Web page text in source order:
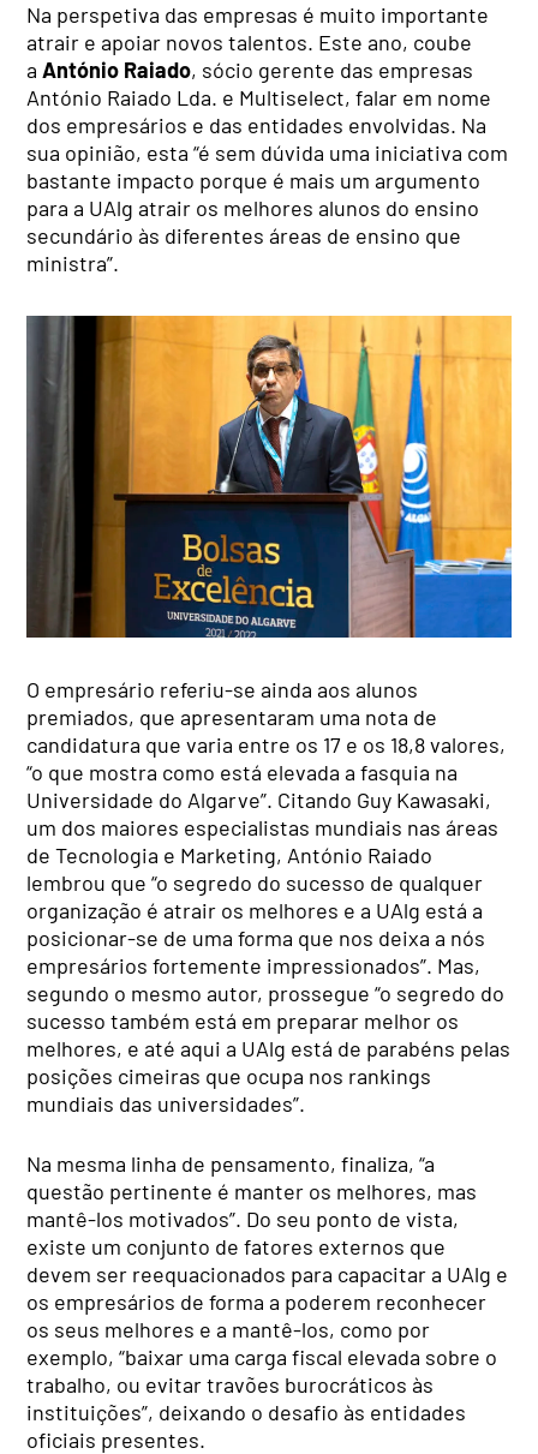
Na perspetiva das empresas é muito importante
atrair e apoiar novos talentos. Este ano, coube
aAntónio Raiado, sócio gerente das empresas
António Raiado Lda. e Multiselect, falar em nome
dos empresários e das entidades envolvidas. Na
sua opinião, esta “é sem dúvida uma iniciativa com
bastante impacto porque é mais um argumento
para a UAlg atrair os melhores alunos do ensino
secundário às diferentes áreas de ensino que
ministra”.
O empresário referiu-se ainda aos alunos
premiados, que apresentaram uma nota de
candidatura que varia entre os 17 e os 18,8 valores,
“o que mostra como está elevada a fasquia na
Universidade do Algarve”. Citando Guy Kawasaki,
um dos maiores especialistas mundiais nas áreas
de Tecnologia e Marketing, António Raiado
lembrou que “o segredo do sucesso de qualquer
organização é atrair os melhores e a UAlg está a
posicionar-se de uma forma que nos deixa a nós
empresários fortemente impressionados”. Mas,
segundo o mesmo autor, prossegue “o segredo do
sucesso também está em preparar melhor os
melhores, e até aqui a UAlg está de parabéns pelas
posições cimeiras que ocupa nos rankings
mundiais das universidades”.
Na mesma linha de pensamento, finaliza, “a
questão pertinente é manter os melhores, mas
mantê-los motivados”. Do seu ponto de vista,
existe um conjunto de fatores externos que
devem ser reequacionados para capacitar a UAlg e
os empresários de forma a poderem reconhecer
os seus melhores e a mantê-los, como por
exemplo, “baixar uma carga fiscal elevada sobre o
trabalho, ou evitar travões burocráticos às
instituições”, deixando o desafio às entidades
oficiais presentes.